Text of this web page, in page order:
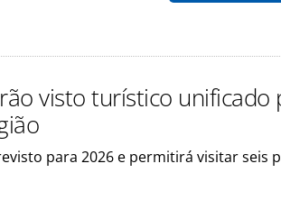
visto turístico unificado
para 2026 e permitirá visitar seis